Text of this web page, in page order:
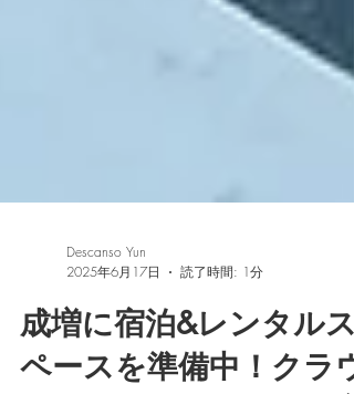
Descanso Yun
2025年6月17日
読了時間: 1分
成増に宿泊&レンタルス